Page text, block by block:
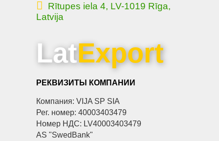
Rītupes iela 4, LV-1019 Rīga,
Latvija
LatExport
РЕКВИЗИТЫ КОМПАНИИ
Компания: VIJA SP SIA
Рег. номер: 40003403479
Номер НДС: LV40003403479
AS "SwedBank"